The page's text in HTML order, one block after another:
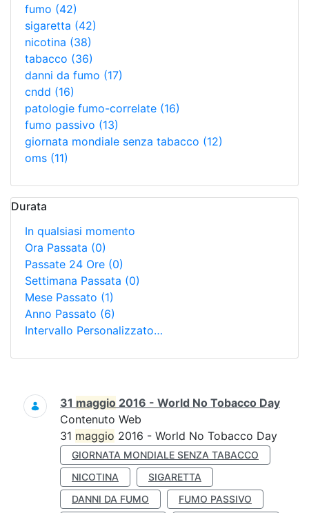
fumo (42)
sigaretta (42)
nicotina (38)
tabacco (36)
danni da fumo (17)
cndd (16)
patologie fumo-correlate (16)
fumo passivo (13)
giornata mondiale senza tabacco (12)
oms (11)
Durata
In qualsiasi momento
Ora Passata (0)
Passate 24 Ore (0)
Settimana Passata (0)
Mese Passato (1)
Anno Passato (6)
Intervallo Personalizzato…
Ricerca
31 maggio 2016 - World No Tobacco Day
Contenuto Web
31 maggio 2016 - World No Tobacco Day
GIORNATA MONDIALE SENZA TABACCO
NICOTINA
SIGARETTA
DANNI DA FUMO
FUMO PASSIVO